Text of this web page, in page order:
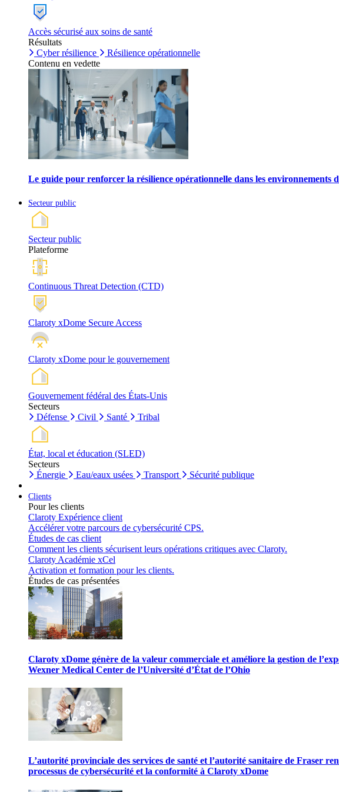
Accès sécurisé aux soins de santé
Résultats
Cyber résilience
Résilience opérationnelle
Contenu en vedette
Le guide pour renforcer la résilience opérationnelle dans les environnements
Secteur public
Secteur public
Plateforme
Continuous Threat Detection (CTD)
Claroty xDome Secure Access
Claroty xDome pour le gouvernement
Gouvernement fédéral des États-Unis
Secteurs
Défense
Civil Santé Tribal
État, local et éducation (SLED)
Secteurs
Énergie
Eau/eaux usées Transport Sécurité publique
Clients
Pour les clients
Claroty Expérience client
Accélérer votre parcours de cybersécurité CPS.
Études de cas client
Comment les clients sécurisent leurs opérations critiques avec Claroty.
Claroty Académie xCel
Activation et formation pour les clients.
Études de cas présentées
Claroty xDome génère de la valeur commerciale et améliore la gestion de
Wexner Medical Center de l’Université d’État de l’Ohio
L’autorité provinciale des services de santé et l’autorité sanitaire de Fraser
processus de cybersécurité et la conformité à Claroty xDome